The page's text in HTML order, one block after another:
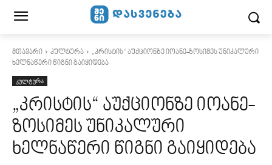
მთავარი კულტურა
„კრისტის“ აუქციონზე იოანე-ზოსიმეს უნიკალური
ხელნაწერი წიგნი გაიყიდება
კულტურა
„კრისტის“ აუქციონზე იოანე-
ზოსიმეს უნიკალური
ხელნაწერი წიგნი გაიყიდება